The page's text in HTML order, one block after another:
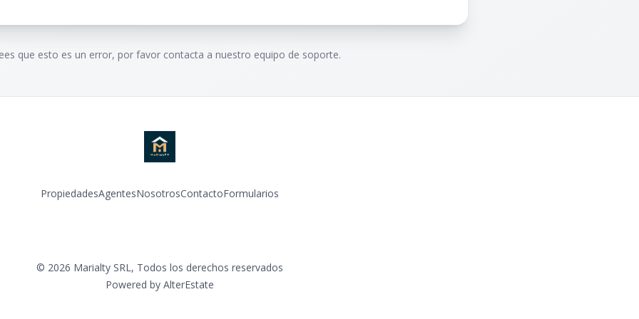
que esto es un error, por favor contacta a nuestro equipo de soporte.
PropiedadesAgentesNosotrosContactoFormularios
© 2026 Marialty SRL, Todos los derechos reservados
Powered by AlterEstate